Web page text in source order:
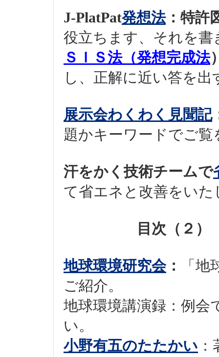
J-PlatPat発想法：特許
役立ちます、それを書
ＳＩＳ法（発想完成法
し、正解に近い答を出
展示会わくわく見聞記
題かキーワードでご覧
汗をかく技術チームで
て省エネと改善をい
目次（２）
地球環境研究会：
「
ご紹介。
地球環境講演録：例会
い。
小野有五のたたかい